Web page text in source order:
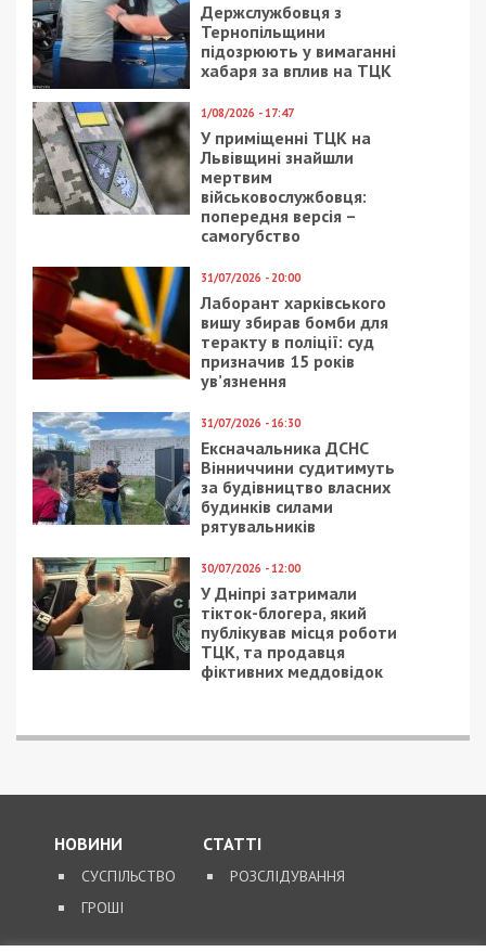
Держслужбовця з
Тернопільщини
підозрюють у вимаганні
хабаря за вплив на ТЦК
1/08/2026 - 17:47
У приміщенні ТЦК на
Львівщині знайшли
мертвим
військовослужбовця:
попередня версія –
самогубство
31/07/2026 - 20:00
Лаборант харківського
вишу збирав бомби для
теракту в поліції: суд
призначив 15 років
ув’язнення
31/07/2026 - 16:30
Ексначальника ДСНС
Вінниччини судитимуть
за будівництво власних
будинків силами
рятувальників
30/07/2026 - 12:00
У Дніпрі затримали
тікток-блогера, який
публікував місця роботи
ТЦК, та продавця
фіктивних меддовідок
НОВИНИ
СУСПІЛЬСТВО
ГРОШІ
СТАТТІ
РОЗСЛІДУВАННЯ